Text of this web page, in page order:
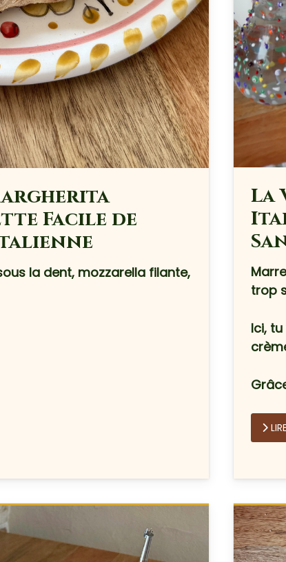
Facile de
la dent, mozzarella filante,
La
trop
Ici,